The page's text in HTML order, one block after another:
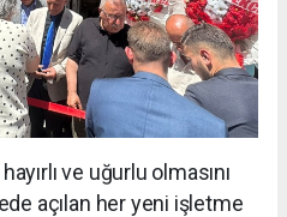
ve uğurlu olmasını
açılan her yeni işletme